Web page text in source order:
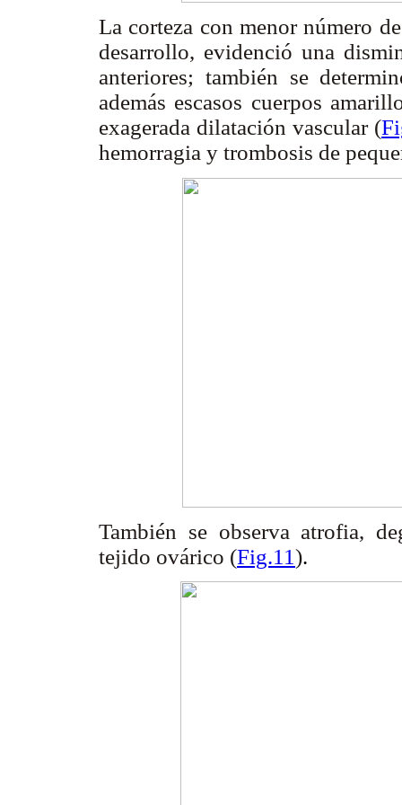
La corteza con menor número
desarrollo, evidenció una
anteriores; también se
además escasos cuerpos
exagerada dilatación vascular (
hemorragia y trombosis de
También se observa atrofia,
tejido ovárico (Fig.11).